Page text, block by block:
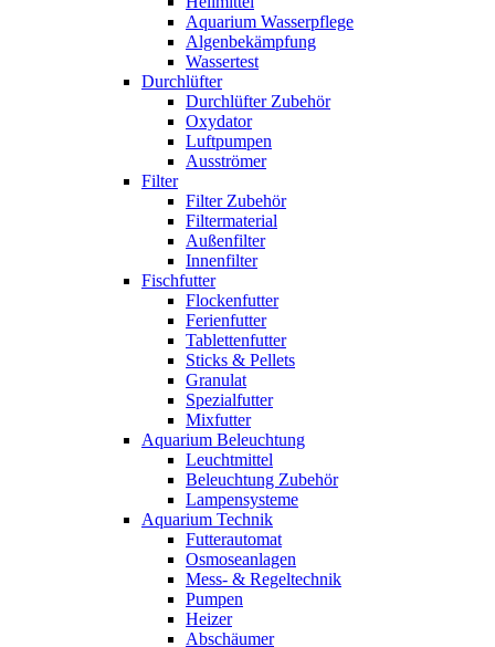
Aquarium Wasserpflege
Algenbekämpfung
Wassertest
Durchlüfter
Durchlüfter Zubehör
Oxydator
Luftpumpen
Ausströmer
Filter
Filter Zubehör
Filtermaterial
Außenfilter
Innenfilter
Fischfutter
Flockenfutter
Ferienfutter
Tablettenfutter
Sticks & Pellets
Granulat
Spezialfutter
Mixfutter
Aquarium Beleuchtung
Leuchtmittel
Beleuchtung Zubehör
Lampensysteme
Aquarium Technik
Futterautomat
Osmoseanlagen
Mess- & Regeltechnik
Pumpen
Heizer
Abschäumer